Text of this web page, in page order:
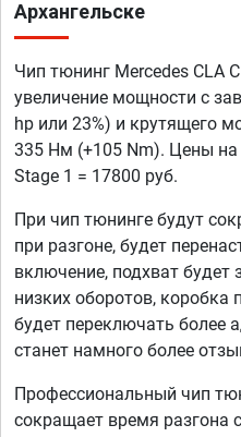
Архангельске
Чип тюнинг Mercedes CLA
увеличение мощности с
hp или 23%) и крутящего
335 Нм (+105 Nm). Цены
Stage 1 = 17800 руб.
При чип тюнинге будут
при разгоне, будет
включение, подхват будет
низких оборотов, коробка
будет переключать более
станет намного более
Профессиональный чип
сокращает время разгона